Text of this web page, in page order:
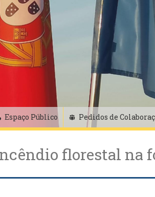
Espaço Público Pedidos de
florestal na